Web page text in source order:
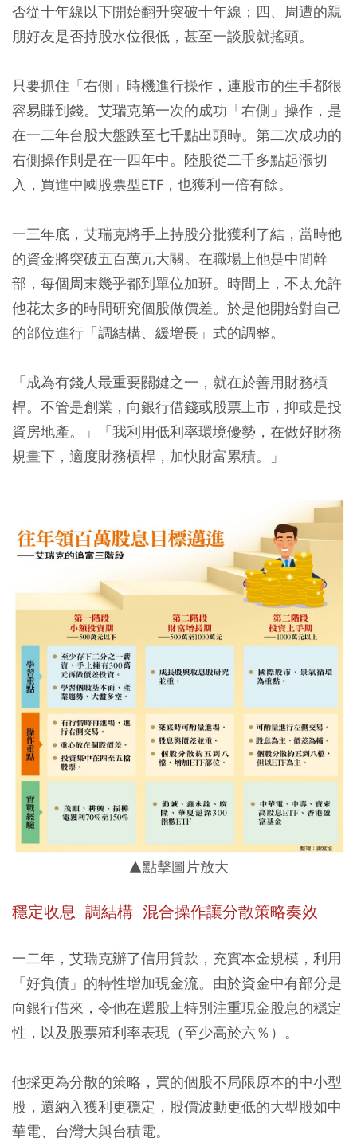
否從十年線以下開始翻升突破十年線；四、周遭的親
朋好友是否持股水位很低，甚至一談股就搖頭。
只要抓住「右側」時機進行操作，連股市的生手都很
容易賺到錢。艾瑞克第一次的成功「右側」操作，是
在一二年台股大盤跌至七千點出頭時。第二次成功的
右側操作則是在一四年中。陸股從二千多點起漲切
入，買進中國股票型ETF，也獲利一倍有餘。
一三年底，艾瑞克將手上持股分批獲利了結，當時他
的資金將突破五百萬元大關。在職場上他是中間幹
部，每個周末幾乎都到單位加班。時間上，不太允許
他花太多的時間研究個股做價差。於是他開始對自己
的部位進行「調結構、緩增長」式的調整。
「成為有錢人最重要關鍵之一，就在於善用財務槓
桿。不管是創業，向銀行借錢或股票上市，抑或是投
資房地產。」「我利用低利率環境優勢，在做好財務
規畫下，適度財務槓桿，加快財富累積。」
▲點擊圖片放大
穩定收息 調結構 混合操作讓分散策略奏效
一二年，艾瑞克辦了信用貸款，充實本金規模，利用
「好負債」的特性增加現金流。由於資金中有部分是
向銀行借來，令他在選股上特別注重現金股息的穩定
性，以及股票殖利率表現（至少高於六％）。
他採更為分散的策略，買的個股不局限原本的中小型
股，還納入獲利更穩定，股價波動更低的大型股如中
華電、台灣大與台積電。